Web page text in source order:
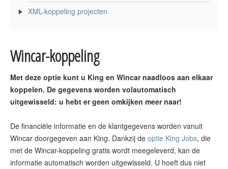
XML-koppeling projecten
Wincar-koppeling
Met deze optie kunt u King en Wincar naadloos aan elkaar
koppelen. De gegevens worden volautomatisch
uitgewisseld: u hebt er geen omkijken meer naar!
De financiële informatie en de klantgegevens worden vanuit
Wincar doorgegeven aan King. Dankzij de optie King Jobs, die
met de Wincar-koppeling gratis wordt meegeleverd, kan de
informatie automatisch worden uitgewisseld. U hoeft dus niet